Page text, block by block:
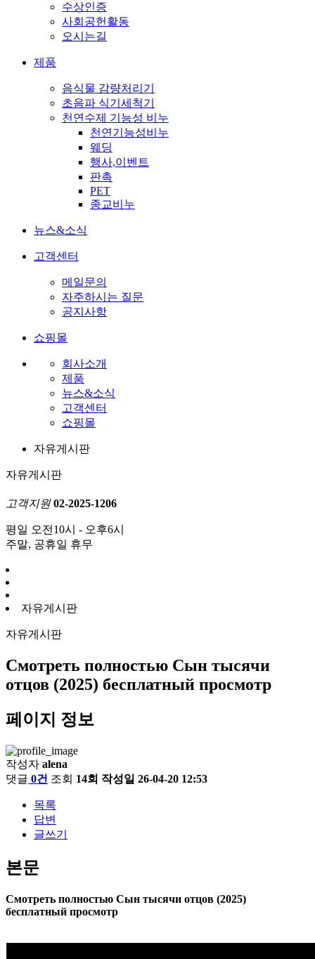
수상인증
사회공헌활동
오시는길
제품
음식물 감량처리기
초음파 식기세척기
천연수제 기능성 비누
천연기능성비누
웨딩
행사,이벤트
판촉
PET
종교비누
뉴스&소식
고객센터
메일문의
자주하시는 질문
공지사항
쇼핑몰
회사소개
제품
뉴스&소식
고객센터
쇼핑몰
자유게시판
자유게시판
고객지원 02-2025-1206
평일 오전10시 - 오후6시
주말, 공휴일 휴무
자유게시판
자유게시판
Смотреть полностью Сын тысячи
отцов (2025) бесплатный просмотр
페이지 정보
작성자 alena
댓글 0건 조회 14회 작성일 26-04-20 12:53
목록
답변
글쓰기
본문
Смотреть полностью Сын тысячи отцов (2025)
бесплатный просмотр